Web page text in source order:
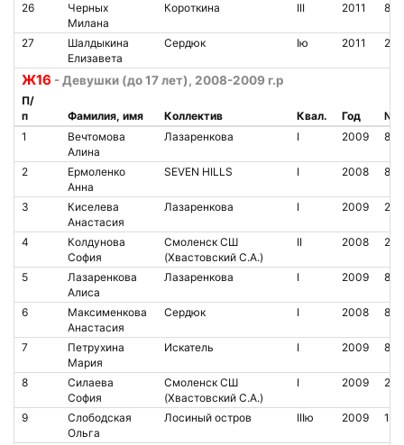
26
Черных
Милана
Короткина III 2011
27
Шалдыкина
Елизавета
Сердюк Iю 2011
Ж16 - Девушки (до 17 лет), 2008-2009 г.р
П/
п
Фамилия, имя Коллектив Квал. Год
№
1
Вечтомова
Алина
Лазаренкова I 2009
2
Ермоленко
Анна
SEVEN HILLS I 2008
3
Киселева
Анастасия
Лазаренкова I 2009
4
Колдунова
София
Смоленск СШ
(Хвастовский С.А.)
II 2008
5
Лазаренкова
Алиса
Лазаренкова I 2009
6
Максименкова
Анастасия
Сердюк I 2008
7
Петрухина
Мария
Искатель I 2009
8
Силаева
София
Смоленск СШ
(Хвастовский С.А.)
I 2009
9
Слободская
Ольга
Лосиный остров IIIю 2009